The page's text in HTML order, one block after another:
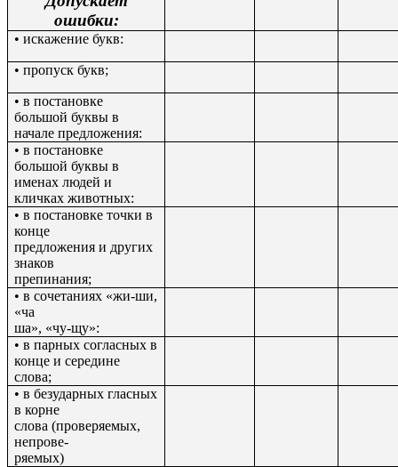
ошибки:
• искажение букв:
• пропуск букв;
• в постановке
большой буквы в
начале предложения:
• в постановке
большой буквы в
именах людей и
кличках животных:
• в постановке точки в
конце
предложения и других
знаков
препинания;
• в сочетаниях «жи-ши,
«ча
ша», «чу-щу»:
• в парных согласных в
конце и середине
слова;
• в безударных гласных
в корне
слова (проверяемых,
непрове-
ряемых)